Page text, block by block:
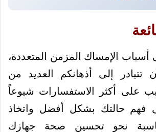
أسباب الإمساك المزمن المتعددة،
تتبادر إلى أذهانكم العديد من
على أكثر الاستفسارات شيوعاً
فهم حالتك بشكل أفضل واتخاذ
نحو تحسين صحة جهازك